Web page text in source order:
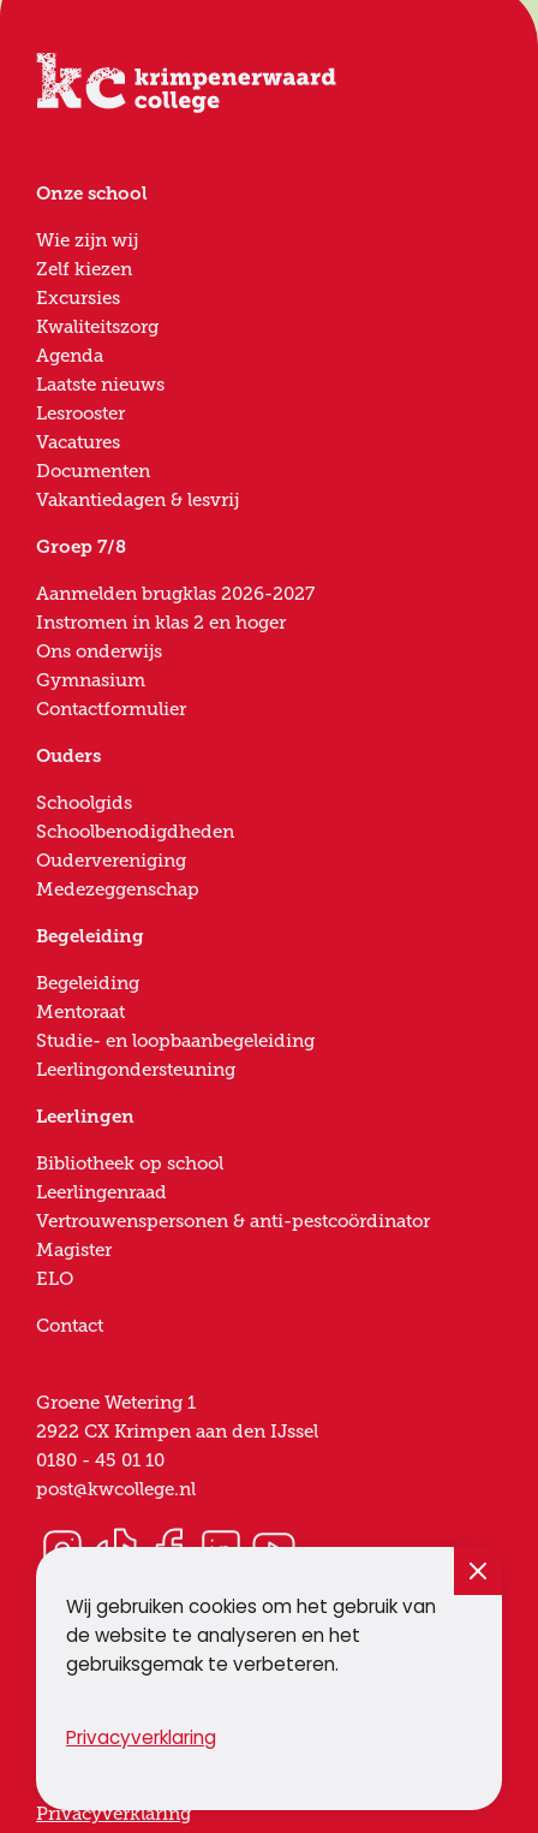
Wij gebruiken cookies om het gebruik van
de website te analyseren en het
gebruiksgemak te verbeteren.
Privacyverklaring
Onze school
Wie zijn wij
Zelf kiezen
Excursies
Kwaliteitszorg
Agenda
Laatste nieuws
Lesrooster
Vacatures
Documenten
Vakantiedagen & lesvrij
Groep 7/8
Aanmelden brugklas 2026-2027
Instromen in klas 2 en hoger
Ons onderwijs
Gymnasium
Contactformulier
Ouders
Schoolgids
Schoolbenodigdheden
Oudervereniging
Medezeggenschap
Begeleiding
Begeleiding
Mentoraat
Studie- en loopbaanbegeleiding
Leerlingondersteuning
Leerlingen
Bibliotheek op school
Leerlingenraad
Vertrouwenspersonen & anti-pestcoördinator
Magister
ELO
Contact
Groene Wetering 1
2922 CX Krimpen aan den IJssel
0180 - 45 01 10
post@kwcollege.nl
Krimpenerwaard
Privacyverklaring